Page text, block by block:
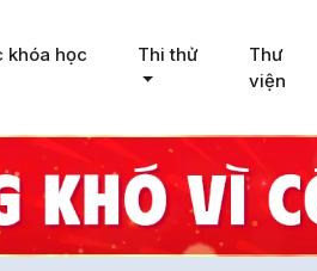
khóa học Thi thử
Thư
viện